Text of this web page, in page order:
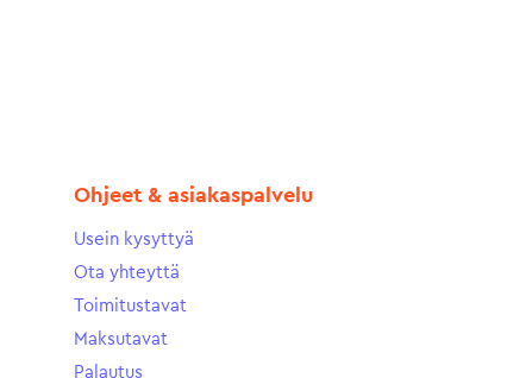
Ohjeet & asiakaspalvelu
Usein kysyttyä
Ota yhteyttä
Toimitustavat
Maksutavat
Palautus